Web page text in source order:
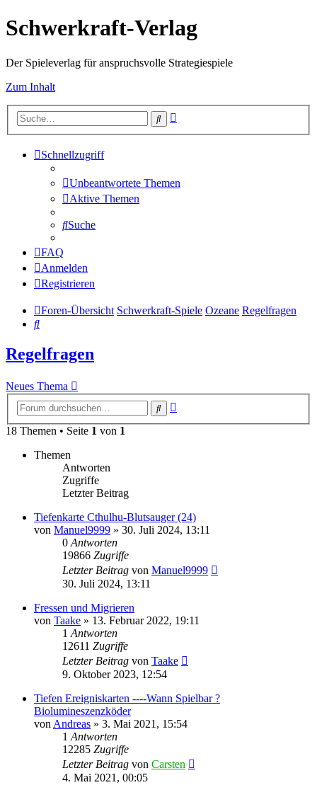
Schwerkraft-Verlag
Der Spieleverlag für anspruchsvolle Strategiespiele
Zum Inhalt
Suche
Schnellzugriff
Unbeantwortete Themen
Aktive Themen
Suche
FAQ
Anmelden
Registrieren
Foren-Übersicht Schwerkraft-Spiele Ozeane Regelfragen
Suche
Regelfragen
Neues Thema
Suche
18 Themen • Seite 1 von 1
Themen
Antworten
Zugriffe
Letzter Beitrag
Tiefenkarte Cthulhu-Blutsauger (24)
von Manuel9999 » 30. Juli 2024, 13:11
0 Antworten
19866 Zugriffe
Letzter Beitrag von Manuel9999
30. Juli 2024, 13:11
Fressen und Migrieren
von Taake » 13. Februar 2022, 19:11
1 Antworten
12611 Zugriffe
Letzter Beitrag von Taake
9. Oktober 2023, 12:54
Tiefen Ereigniskarten ----Wann Spielbar ?
Biolumineszenzköder
von Andreas » 3. Mai 2021, 15:54
1 Antworten
12285 Zugriffe
Letzter Beitrag von Carsten
4. Mai 2021, 00:05